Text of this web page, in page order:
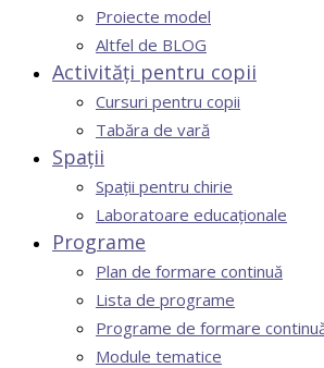
Proiecte model
Altfel de BLOG
Activități pentru copii
Cursuri pentru copii
Tabăra de vară
Spații
Spații pentru chirie
Laboratoare educaționale
Programe
Plan de formare continuă
Lista de programe
Programe de formare
Module tematice